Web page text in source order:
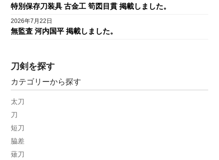
特別保存刀装具 古金工 筍図目貫 掲載しました。
2026年7月22日
無監査 河内国平 掲載しました。
刀剣を探す
カテゴリーから探す
太刀
刀
短刀
脇差
薙刀